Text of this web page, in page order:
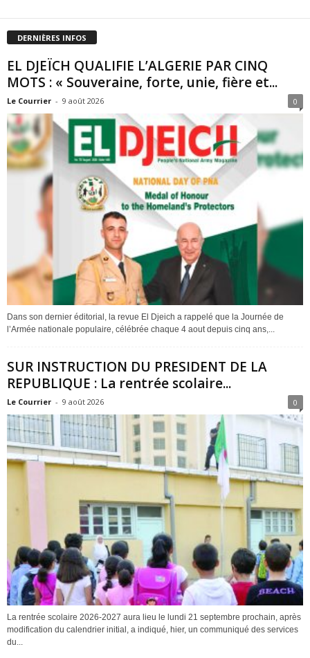
DERNIÈRES INFOS
EL DJEÏCH QUALIFIE L’ALGERIE PAR CINQ
MOTS : « Souveraine, forte, unie, fière et...
Le Courrier - 9 août 2026 0
Dans son dernier éditorial, la revue El Djeich a rappelé que la Journée de
l’Armée nationale populaire, célébrée chaque 4 aout depuis cinq ans,...
SUR INSTRUCTION DU PRESIDENT DE LA
REPUBLIQUE : La rentrée scolaire...
Le Courrier - 9 août 2026 0
La rentrée scolaire 2026-2027 aura lieu le lundi 21 septembre prochain, après
modification du calendrier initial, a indiqué, hier, un communiqué des services
du...